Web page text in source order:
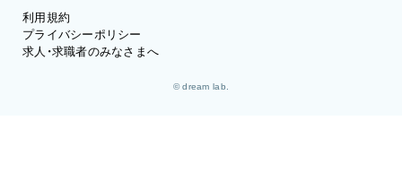
利用規約
プライバシーポリシー
求人・求職者のみなさまへ
© dream lab.